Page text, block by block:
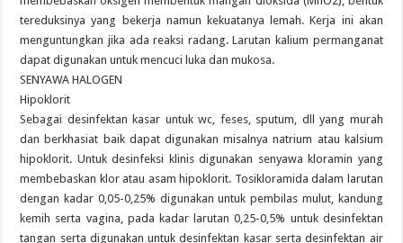
tereduksinya yang bekerja namun kekuatanya lemah. Kerja ini akan
menguntungkan jika ada reaksi radang. Larutan kalium permanganat
dapat digunakan untuk mencuci luka dan mukosa.
SENYAWA HALOGEN
Hipoklorit
Sebagai desinfektan kasar untuk wc, feses, sputum, dll yang murah
dan berkhasiat baik dapat digunakan misalnya natrium atau kalsium
hipoklorit. Untuk desinfeksi klinis digunakan senyawa kloramin yang
membebaskan klor atau asam hipoklorit. Tosikloramida dalam larutan
dengan kadar 0,05-0,25% digunakan untuk pembilas mulut, kandung
kemih serta vagina, pada kadar larutan 0,25-0,5% untuk desinfektan
tangan serta digunakan untuk desinfektan kasar serta desinfektan air